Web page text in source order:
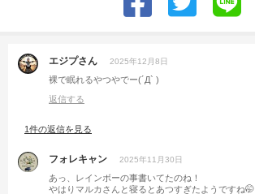
エジプさん 2025年12月8日
裸で眠れるやつやでー(´Д` )
返信する
1件の返信を見る
フォレキャン 2025年11月30日
あっ、レインボーの事書いてたのね！
やはりマルカさんと寝るとあつすぎたようですね🤭